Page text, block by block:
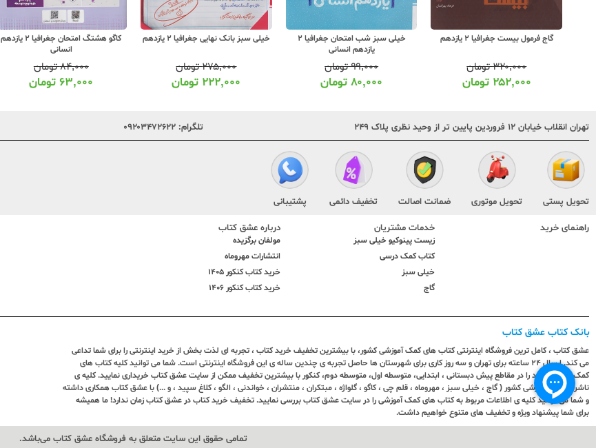
گاج فرمول بیست جغرافیا 2 یازدهم
۳۲۰,۰۰۰تومان
۲۵۲,۰۰۰ تومان
خیلی سبز شب امتحان جغرافیا 2
یازدهم انسانی
۹۹,۰۰۰تومان
۸۰,۰۰۰تومان
خیلی سبز بانک نهایی جغرافیا 2 یازدهم
۲۷۵,۰۰۰تومان
۲۲۲,۰۰۰ تومان
کاگو هشتگ امتحان جغرافیا 2 یازدهم
انسانی
۸۴,۰۰۰تومان
۶۳,۰۰۰تومان
تهران انقلاب خیابان ۱۲ فروردین پایین تر از وحید نظری پلاک ۲۴۹ تلگرام: ۰۹۲۰۳۴۷۲۶۲۲
تحویل پستی تحویل موتوری ضمانت اصالت تخفیف دائمی پشتیبانی
راهنمای خرید خدمات مشتریان
زیست پینوکیو خیلی سبز
کتاب کمک درسی
خیلی سبز
گاج
درباره عشق کتاب
مولفان برگزیده
انتشارات مهروماه
خرید کتاب کنکور 1405
خرید کتاب کنکور 1406
بانک کتاب عشق کتاب
عشق کتاب ، کامل ترین فروشگاه اینترنتی کتاب های کمک آموزشی کشور، با بیشترین تخفیف خرید کتاب ، تجربه ای لذت بخش از خرید اینترنتی را برای شما تداعی
می کند. ارسال ٢٤ ساعته برای تهران و سه روز کاری برای شهرستان ها حاصل تجربه ی چندین ساله ی این فروشگاه اینترنتی است. شما می توانید کلیه کتاب های
کمک آموزشی خود را در مقاطع پیش دبستانی ، ابتدایی، متوسطه اول، متوسطه دوم، کنکور با بیشترین تخفیف ممکن از سایت عشق کتاب خریداری نمایید. کلیه ی
ناشران کمک آموزشی کشور ( گاج ، خیلی سبز ، مهروماه ، قلم چی ، کاگو ، گلواژه ، مبتکران ، منتشران ، خواندنی ، الگو ، کلاغ سپید ، و ...) با عشق کتاب همکاری داشته
و شما می توانید کلیه ی اطلاعات مربوط به کتاب های کمک آموزشی را در سایت عشق کتاب بررسی نمایید. تخفیف خرید کتاب در عشق کتاب زمان ندارد! ما همیشه
برای شما پیشنهاد ویژه و تخفیف های متنوع خواهیم داشت.
تمامی حقوق این سایت متعلق به فروشگاه عشق کتاب می‌باشد.